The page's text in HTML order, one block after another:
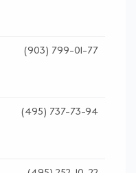
(903) 799-01-77
(495) 737-73-94